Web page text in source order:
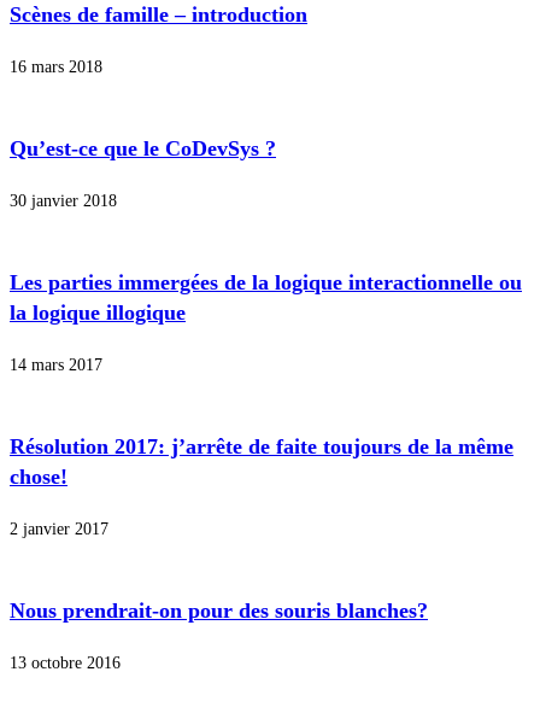
Scènes de famille – introduction
16 mars 2018
Qu’est-ce que le CoDevSys ?
30 janvier 2018
Les parties immergées de la logique interactionnelle ou
la logique illogique
14 mars 2017
Résolution 2017: j’arrête de faite toujours de la même
chose!
2 janvier 2017
Nous prendrait-on pour des souris blanches?
13 octobre 2016